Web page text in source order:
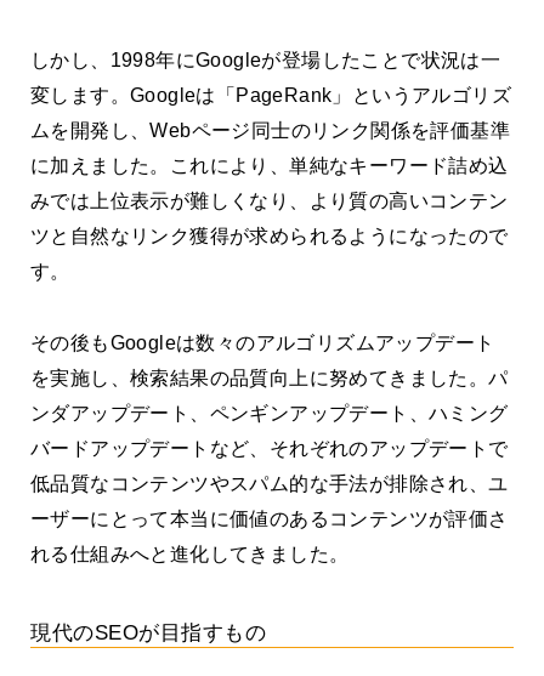
しかし、1998年にGoogleが登場したことで状況は一
変します。Googleは「PageRank」というアルゴリズ
ムを開発し、Webページ同士のリンク関係を評価基準
に加えました。これにより、単純なキーワード詰め込
みでは上位表示が難しくなり、より質の高いコンテン
ツと自然なリンク獲得が求められるようになったので
す。
その後もGoogleは数々のアルゴリズムアップデート
を実施し、検索結果の品質向上に努めてきました。パ
ンダアップデート、ペンギンアップデート、ハミング
バードアップデートなど、それぞれのアップデートで
低品質なコンテンツやスパム的な手法が排除され、ユ
ーザーにとって本当に価値のあるコンテンツが評価さ
れる仕組みへと進化してきました。
現代のSEOが目指すもの